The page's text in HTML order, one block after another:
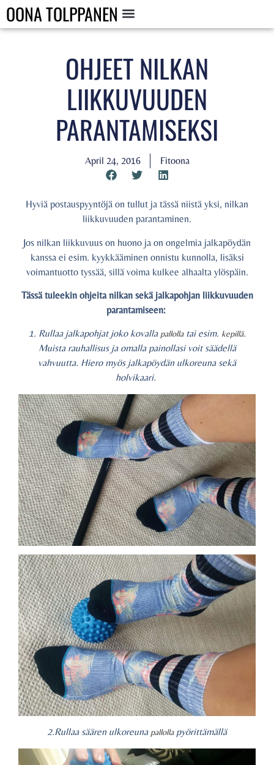
OONA TOLPPANEN
OHJEET NILKAN
LIIKKUVUUDEN
PARANTAMISEKSI
April 24, 2016 Fitoona
Hyviä postauspyyntöjä on tullut ja tässä niistä yksi, nilkan
liikkuvuuden parantaminen.
Jos nilkan liikkuvuus on huono ja on ongelmia jalkapöydän
kanssa ei esim. kyykkääminen onnistu kunnolla, lisäksi
voimantuotto tyssää, sillä voima kulkee alhaalta ylöspäin.
Tässä tuleekin ohjeita nilkan sekä jalkapohjan liikkuvuuden
parantamiseen:
1. Rullaa jalkapohjat joko kovalla pallollatai esim. kepillä.
Muista rauhallisus ja omalla painollasi voit säädellä
vahvuutta. Hiero myös jalkapöydän ulkoreuna sekä
holvikaari.
2.Rullaa säären ulkoreuna pallollapyörittämällä